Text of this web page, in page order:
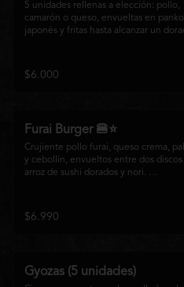
5 unidades rellenas a elección: pollo,
camarón o queso, envueltas en panko
japonés y fritas hasta alcanzar un
$6.000
Furai Burger 🍔⭐
Crujiente pollo furai, queso crema,
y cebollín, envueltos entre dos discos
arroz de sushi dorados y nori.
tradición japonesa con el sabor nikkei
cada bocado.
$6.990
Gyozas (5 unidades)